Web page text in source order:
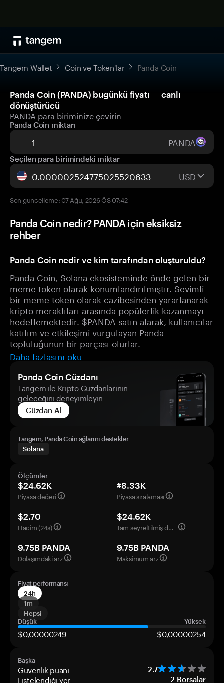
Tangem Wallet Coin ve Token'lar Panda Coin
Panda Coin (PANDA) bugünkü fiyatı — canlı
dönüştürücü
PANDA para biriminize çevirin
Panda Coin miktarı
PANDA
Seçilen para birimindeki miktar
USD
Son güncelleme: 07 Ağu, 2026 ÖS 07:42
Panda Coin nedir? PANDA için eksiksiz
rehber
Panda Coin nedir ve kim tarafından oluşturuldu?
Panda Coin, Solana ekosisteminde önde gelen bir
meme token olarak konumlandırılmıştır. Sevimli
bir meme token olarak cazibesinden yararlanarak
kripto meraklıları arasında popülerlik kazanmayı
hedeflemektedir. $PANDA satın alarak, kullanıcılar
katılım ve etkileşimi vurgulayan Panda
topluluğunun bir parçası olurlar.
Daha fazlasını oku
Panda Coin Cüzdanı
Tangem ile Kripto Cüzdanlarının
geleceğini deneyimleyin
Cüzdan Al
Tangem, Panda Coin ağlarını destekler
Solana
Ölçümler
$24.62K
Piyasa değeri
#8.33K
Piyasa sıralaması
$2.70
Hacim (24s)
$24.62K
Tam seyreltilmiş değerleme
9.75B PANDA
Dolaşımdaki arz
9.75B PANDA
Maksimum arz
Fiyat performansı
24h
1m
Hepsi
Düşük
Yüksek
$0,00000249 $0,00000254
Başka
Güvenlik puanı 2.7
Listelendiği yer 2 Borsalar